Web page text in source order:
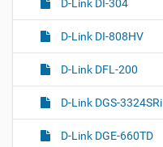
D-Link DI-304
D-Link DI-808HV
D-Link DFL-200
D-Link DGS-3324SRi
D-Link DGE-660TD